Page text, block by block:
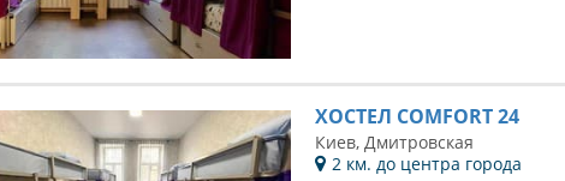
ХОСТЕЛ COMFORT 24
Киев, Дмитровская
2 км. до центра города